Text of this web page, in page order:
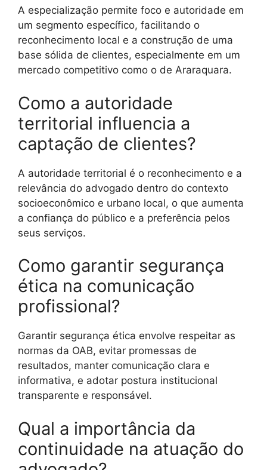
A especialização permite foco e autoridade em
um segmento específico, facilitando o
reconhecimento local e a construção de uma
base sólida de clientes, especialmente em um
mercado competitivo como o de Araraquara.
Como a autoridade
territorial influencia a
captação de clientes?
A autoridade territorial é o reconhecimento e a
relevância do advogado dentro do contexto
socioeconômico e urbano local, o que aumenta
a confiança do público e a preferência pelos
seus serviços.
Como garantir segurança
ética na comunicação
profissional?
Garantir segurança ética envolve respeitar as
normas da OAB, evitar promessas de
resultados, manter comunicação clara e
informativa, e adotar postura institucional
transparente e responsável.
Qual a importância da
continuidade na atuação do